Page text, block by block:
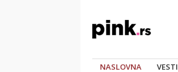
NASLOVNA VESTI